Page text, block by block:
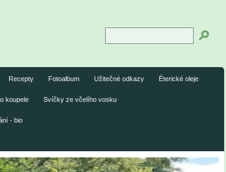
Recepty Fotoalbum Užitečné odkazy Éterické oleje
koupele Svíčky ze včelího vosku
- bio